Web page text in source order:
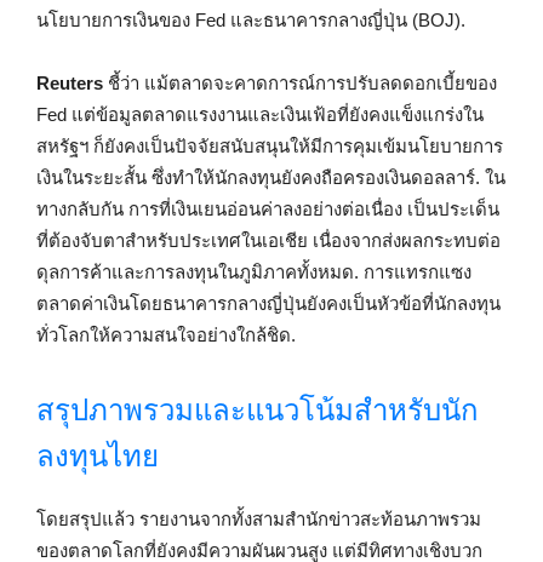
นโยบายการเงินของ Fed และธนาคารกลางญี่ปุ่น (BOJ).
Reuters ชี้ว่า แม้ตลาดจะคาดการณ์การปรับลดดอกเบี้ยของ
Fed แต่ข้อมูลตลาดแรงงานและเงินเฟ้อที่ยังคงแข็งแกร่งใน
สหรัฐฯ ก็ยังคงเป็นปัจจัยสนับสนุนให้มีการคุมเข้มนโยบายการ
เงินในระยะสั้น ซึ่งทำให้นักลงทุนยังคงถือครองเงินดอลลาร์. ใน
ทางกลับกัน การที่เงินเยนอ่อนค่าลงอย่างต่อเนื่อง เป็นประเด็น
ที่ต้องจับตาสำหรับประเทศในเอเชีย เนื่องจากส่งผลกระทบต่อ
ดุลการค้าและการลงทุนในภูมิภาคทั้งหมด. การแทรกแซง
ตลาดค่าเงินโดยธนาคารกลางญี่ปุ่นยังคงเป็นหัวข้อที่นักลงทุน
ทั่วโลกให้ความสนใจอย่างใกล้ชิด.
สรุปภาพรวมและแนวโน้มสำหรับนัก
ลงทุนไทย
โดยสรุปแล้ว รายงานจากทั้งสามสำนักข่าวสะท้อนภาพรวม
ของตลาดโลกที่ยังคงมีความผันผวนสูง แต่มีทิศทางเชิงบวก